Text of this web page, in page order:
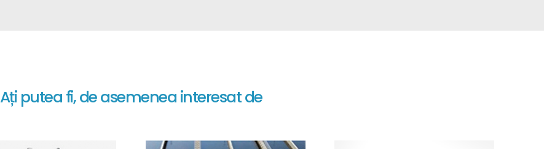
Ați putea fi, de asemenea interesat de